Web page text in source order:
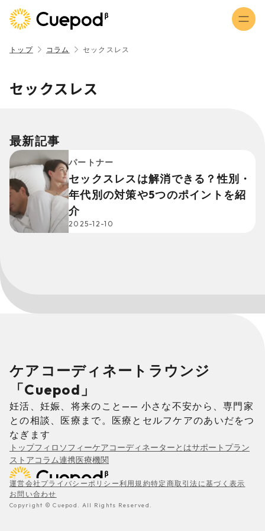
トップ コラム セックスレス
セックスレス
最新記事
パートナー
セックスレスは解消できる？性別・
年代別の対策や5つのポイントを紹
介
2025-12-10
ケアコーディネートラウンジ
「Cuepod」
妊活、妊娠、将来のこと—— 小さな不安から、専門家
との相談、医療まで。医療とセルフケアのあいだをつ
なぎます
トップフィロソフィーケアコーディネーターとはサポートプラン
ストアコラム連携医療機関
運営会社 プライバシーポリシー利用規約特定商取引法に基づく表示
お問い合わせ
Copyright © Cuepod. All Rights Reserved.